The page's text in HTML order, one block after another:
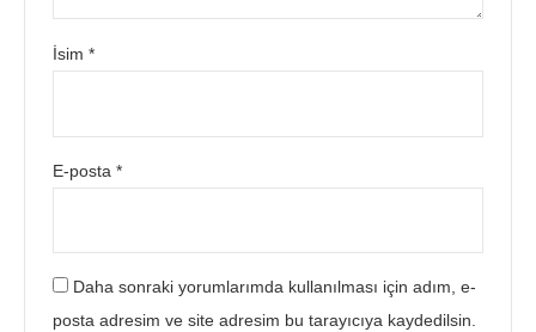
İsim*
E-posta*
Daha sonraki yorumlarımda kullanılması için adım, e-
posta adresim ve site adresim bu tarayıcıya kaydedilsin.